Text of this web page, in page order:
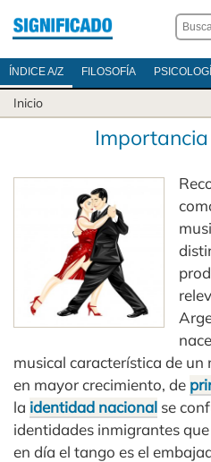
ÍNDICE A/Z FILOSOFÍA
Inicio
musical característica de
en mayor crecimiento, de
la identidad nacional se
identidades inmigrantes
en día el tango es el